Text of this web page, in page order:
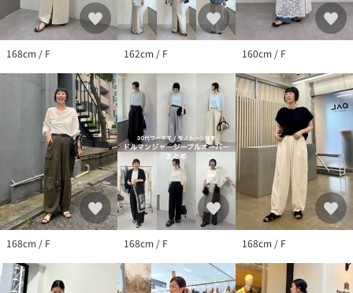
168cm / F 162cm / F 160cm / F
168cm / F 168cm / F 168cm / F